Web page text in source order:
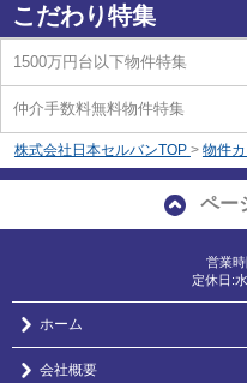
こだわり特集
1500万円台以下物件特集
仲介手数料無料物件特集
株式会社日本セルバンTOP > 物件
ペー
営業
定休日:
ホーム
会社概要